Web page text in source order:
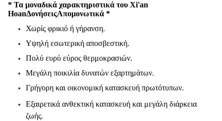
* Τα μοναδικά χαρακτηριστικά του Xi'an
HoanΔονήσειςΑπομονωτικά *
Χωρίς φρικιό ή γήρανση.
Υψηλή εσωτερική αποσβεστική.
Πολύ ευρύ εύρος θερμοκρασιών.
Μεγάλη ποικιλία δυνατών εξαρτημάτων.
Γρήγορη και οικονομική κατασκευή πρωτότυπων.
Εξαιρετικά ανθεκτική κατασκευή και μεγάλη διάρκεια
ζωής.